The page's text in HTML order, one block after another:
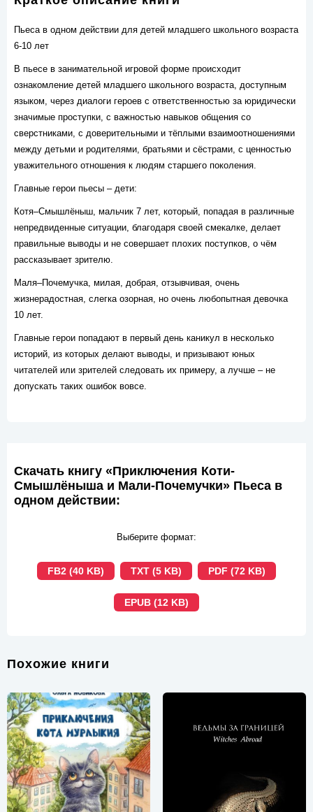
Пьеса в одном действии для детей младшего школьного возраста
6-10 лет
В пьесе в занимательной игровой форме происходит
ознакомление детей младшего школьного возраста, доступным
языком, через диалоги героев с ответственностью за юридически
значимые проступки, с важностью навыков общения со
сверстниками, с доверительными и тёплыми взаимоотношениями
между детьми и родителями, братьями и сёстрами, с ценностью
уважительного отношения к людям старшего поколения.
Главные герои пьесы – дети:
Котя–Смышлёныш, мальчик 7 лет, который, попадая в различные
непредвиденные ситуации, благодаря своей смекалке, делает
правильные выводы и не совершает плохих поступков, о чём
рассказывает зрителю.
Маля–Почемучка, милая, добрая, отзывчивая, очень
жизнерадостная, слегка озорная, но очень любопытная девочка
10 лет.
Главные герои попадают в первый день каникул в несколько
историй, из которых делают выводы, и призывают юных
читателей или зрителей следовать их примеру, а лучше – не
допускать таких ошибок вовсе.
Скачать книгу «Приключения Коти-
Смышлёныша и Мали-Почемучки» Пьеса в
одном действии:
Выберите формат:
FB2 (40 KB) TXT (5 KB) PDF (72 KB)
EPUB (12 KB)
Похожие книги